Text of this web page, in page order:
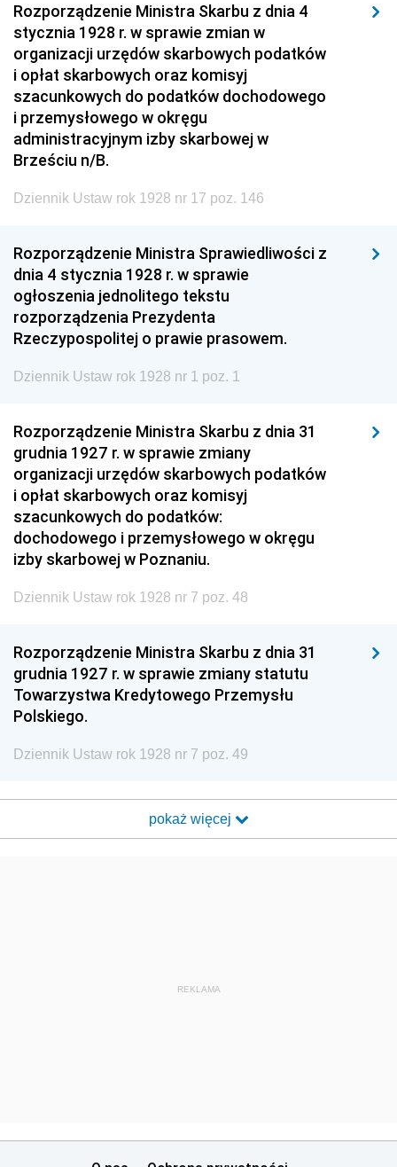
Rozporządzenie Ministra Skarbu z dnia 4
stycznia 1928 r. w sprawie zmian w
organizacji urzędów skarbowych podatków
i opłat skarbowych oraz komisyj
szacunkowych do podatków dochodowego
i przemysłowego w okręgu
administracyjnym izby skarbowej w
Brześciu n/B.
Dziennik Ustaw rok 1928 nr 17 poz. 146
Rozporządzenie Ministra Sprawiedliwości z
dnia 4 stycznia 1928 r. w sprawie
ogłoszenia jednolitego tekstu
rozporządzenia Prezydenta
Rzeczypospolitej o prawie prasowem.
Dziennik Ustaw rok 1928 nr 1 poz. 1
Rozporządzenie Ministra Skarbu z dnia 31
grudnia 1927 r. w sprawie zmiany
organizacji urzędów skarbowych podatków
i opłat skarbowych oraz komisyj
szacunkowych do podatków:
dochodowego i przemysłowego w okręgu
izby skarbowej w Poznaniu.
Dziennik Ustaw rok 1928 nr 7 poz. 48
Rozporządzenie Ministra Skarbu z dnia 31
grudnia 1927 r. w sprawie zmiany statutu
Towarzystwa Kredytowego Przemysłu
Polskiego.
Dziennik Ustaw rok 1928 nr 7 poz. 49
pokaż więcej
REKLAMA